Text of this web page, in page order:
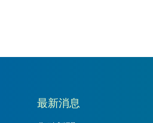
最新消息